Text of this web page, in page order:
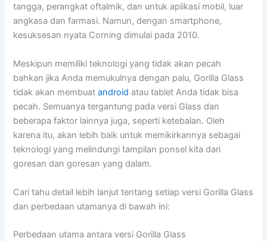
tangga, perangkat oftalmik, dan untuk aplikasi mobil, luar
angkasa dan farmasi. Namun, dengan smartphone,
kesuksesan nyata Corning dimulai pada 2010.
Meskipun memiliki teknologi yang tidak akan pecah
bahkan jika Anda memukulnya dengan palu, Gorilla Glass
tidak akan membuatandroidatau tablet Anda tidak bisa
pecah. Semuanya tergantung pada versi Glass dan
beberapa faktor lainnya juga, seperti ketebalan. Oleh
karena itu, akan lebih baik untuk memikirkannya sebagai
teknologi yang melindungi tampilan ponsel kita dari
goresan dan goresan yang dalam.
Cari tahu detail lebih lanjut tentang setiap versi Gorilla Glass
dan perbedaan utamanya di bawah ini:
Perbedaan utama antara versi Gorilla Glass